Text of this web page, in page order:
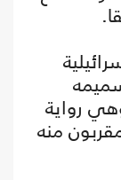
رواية
منه